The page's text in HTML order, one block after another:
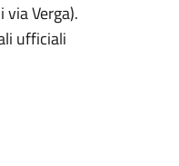
Verga).
ufficiali